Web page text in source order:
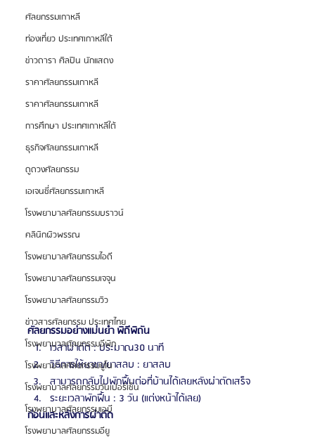
ศัลยกรรมเกาหลี
ท่องเที่ยว ประเทศเกาหลีใต้
ข่าวดารา ศิลปิน นักแสดง
ราคาศัลยกรรมเกาหลี
ราคาศัลยกรรมเกาหลี
การศึกษา ประเทศเกาหลีใต้
ธุรกิจศัลยกรรมเกาหลี
ดูดวงศัลยกรรม
เอเจนซี่ศัลยกรรมเกาหลี
โรงพยาบาลศัลยกรรมบราวน์
คลินิกผิวพรรณ
โรงพยาบาลศัลยกรรมไอดี
โรงพยาบาลศัลยกรรมเจจุน
โรงพยาบาลศัลยกรรมวิว
ข่าวสารศัลยกรรม ประเทศไทย
โรงพยาบาลศัลยกรรมอีพิก
โรงพยาบาลศัลยกรรมยูโน
โรงพยาบาลศัลยกรรมวันเปอร์เซ็น
โรงพยาบาลศัลยกรรมเอบี
โรงพยาบาลศัลยกรรมอียู
ศัลยกรรมอย่างแม่นยำ พิถีพิถัน
เวลาผ่าตัด : ประมาณ30 นาที
วิธีการให้ยาชา/ยาสลบ : ยาสลบ
สามารถกลับไปพักฟื้นต่อที่บ้านได้เลยหลังผ่าตัดเสร็จ
ระยะเวลาพักฟื้น : 3 วัน (แต่งหน้าได้เลย)
ก่อนและหลังการผ่าตัด